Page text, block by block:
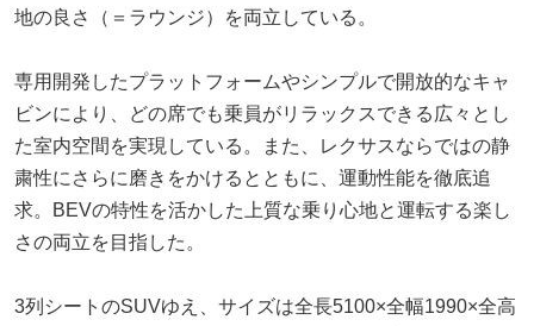
地の良さ（＝ラウンジ）を両立している。
専用開発したプラットフォームやシンプルで開放的なキャ
ビンにより、どの席でも乗員がリラックスできる広々とし
た室内空間を実現している。また、レクサスならではの静
粛性にさらに磨きをかけるとともに、運動性能を徹底追
求。BEVの特性を活かした上質な乗り心地と運転する楽し
さの両立を目指した。
3列シートのSUVゆえ、サイズは全長5100×全幅1990×全高